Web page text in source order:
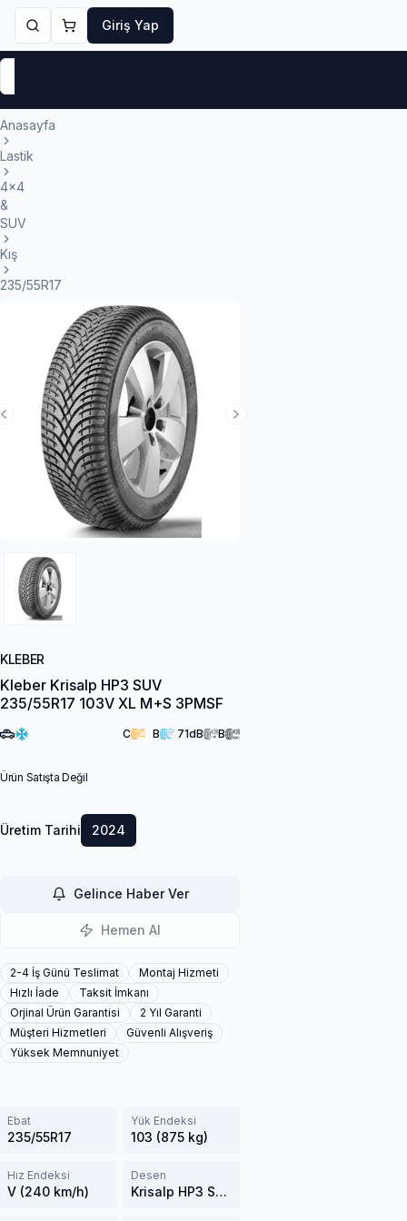
Giriş Yap
Anasayfa
Lastik
4x4
&
SUV
Kış
235/55R17
Next Slide
Previous Slide
KLEBER
Kleber Krisalp HP3 SUV
235/55R17 103V XL M+S 3PMSF
C B 71dB B
Ürün Satışta Değil
Üretim Tarihi 2024
Gelince Haber Ver
Hemen Al
2-4 İş Günü Teslimat
Montaj Hizmeti
Hızlı İade
Taksit İmkanı
Orjinal Ürün Garantisi
2 Yıl Garanti
Müşteri Hizmetleri
Güvenli Alışveriş
Yüksek Memnuniyet
Ebat
235/55R17
Yük Endeksi
103 (875 kg)
Hız Endeksi
V (240 km/h)
Desen
Krisalp HP3 SUV